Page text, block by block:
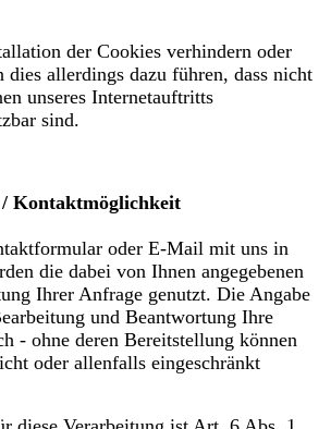
der Cookies verhindern oder
dies allerdings dazu führen, dass nicht
unseres Internetauftritts
sind.
Kontaktmöglichkeit
oder E-Mail mit uns in
die dabei von Ihnen angegebenen
Ihrer Anfrage genutzt. Die Angabe
und Beantwortung Ihre
- ohne deren Bereitstellung können
oder allenfalls eingeschränkt